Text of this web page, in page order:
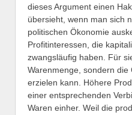
dieses Argument einen
übersieht, wenn man sich
politischen Ökonomie
Profitinteressen, die
zwangsläufig haben. Für
Warenmenge, sondern
erzielen kann. Höhere
einer entsprechenden
Waren einher. Weil die